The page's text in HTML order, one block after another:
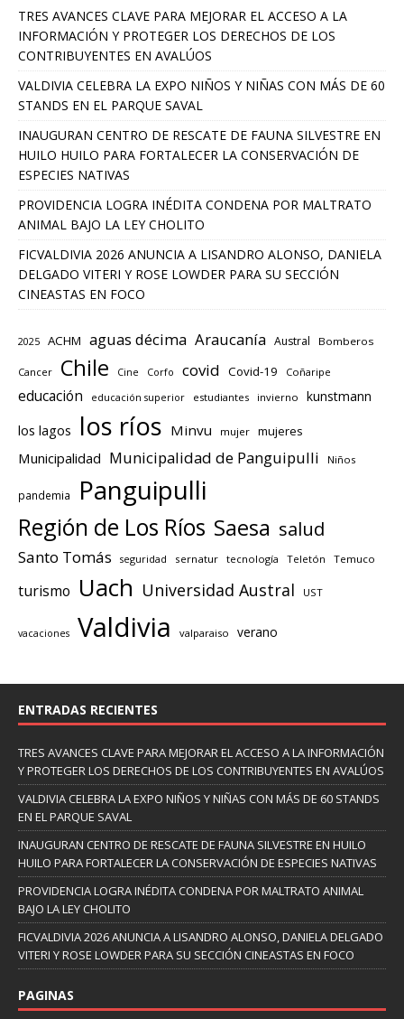
TRES AVANCES CLAVE PARA MEJORAR EL ACCESO A LA
INFORMACIÓN Y PROTEGER LOS DERECHOS DE LOS
CONTRIBUYENTES EN AVALÚOS
VALDIVIA CELEBRA LA EXPO NIÑOS Y NIÑAS CON MÁS DE 60
STANDS EN EL PARQUE SAVAL
INAUGURAN CENTRO DE RESCATE DE FAUNA SILVESTRE EN
HUILO HUILO PARA FORTALECER LA CONSERVACIÓN DE
ESPECIES NATIVAS
PROVIDENCIA LOGRA INÉDITA CONDENA POR MALTRATO
ANIMAL BAJO LA LEY CHOLITO
FICVALDIVIA 2026 ANUNCIA A LISANDRO ALONSO, DANIELA
DELGADO VITERI Y ROSE LOWDER PARA SU SECCIÓN
CINEASTAS EN FOCO
2025 ACHM aguas décima Araucanía Austral Bomberos
Cancer Chile Cine Corfo covid Covid-19 Coñaripe
educación educación superior estudiantes invierno kunstmann
los lagos los ríos Minvu mujer mujeres
Municipalidad Municipalidad de Panguipulli Niños
pandemia Panguipulli
Región de Los Ríos Saesa salud
Santo Tomás seguridad sernatur tecnología Teletón Temuco
turismo Uach Universidad Austral UST
vacaciones Valdivia valparaiso verano
ENTRADAS RECIENTES
TRES AVANCES CLAVE PARA MEJORAR EL ACCESO A LA INFORMACIÓN
Y PROTEGER LOS DERECHOS DE LOS CONTRIBUYENTES EN AVALÚOS
VALDIVIA CELEBRA LA EXPO NIÑOS Y NIÑAS CON MÁS DE 60 STANDS
EN EL PARQUE SAVAL
INAUGURAN CENTRO DE RESCATE DE FAUNA SILVESTRE EN HUILO
HUILO PARA FORTALECER LA CONSERVACIÓN DE ESPECIES NATIVAS
PROVIDENCIA LOGRA INÉDITA CONDENA POR MALTRATO ANIMAL
BAJO LA LEY CHOLITO
FICVALDIVIA 2026 ANUNCIA A LISANDRO ALONSO, DANIELA DELGADO
VITERI Y ROSE LOWDER PARA SU SECCIÓN CINEASTAS EN FOCO
PAGINAS